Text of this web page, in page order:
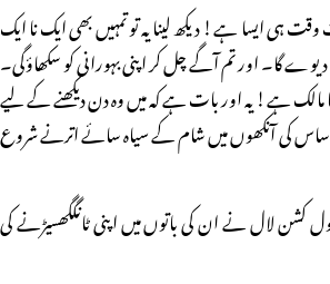
وقت ہی ایسا ہے! دیکھ لینا یہ تو تمہیں بھی ایک نا ایک
دیوے گا۔ اور تم آگے چل کر اپنی بہورانی کو سکھاؤگی۔
ہے! یہ اور بات ہے کہ میں وہ دن دیکھنے کے لیے
ساس کی آنکھوں میں شام کے سیاہ سائے اترنے شروع
کشن لال نے ان کی باتوں میں اپنی ٹانگگھسیڑنے کی